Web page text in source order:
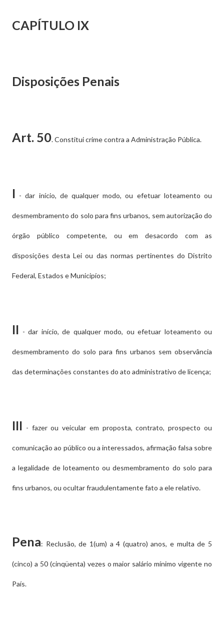
CAPÍTULO IX
Disposições Penais
Art. 50. Constitui crime contra a Administração Pública.
I - dar início, de qualquer modo, ou efetuar loteamento ou
desmembramento do solo para fins urbanos, sem autorização do
órgão público competente, ou em desacordo com as
disposições desta Lei ou das normas pertinentes do Distrito
Federal, Estados e Municipíos;
II - dar início, de qualquer modo, ou efetuar loteamento ou
desmembramento do solo para fins urbanos sem observância
das determinações constantes do ato administrativo de licença;
III - fazer ou veicular em proposta, contrato, prospecto ou
comunicação ao público ou a interessados, afirmação falsa sobre
a legalidade de loteamento ou desmembramento do solo para
fins urbanos, ou ocultar fraudulentamente fato a ele relativo.
Pena: Reclusão, de 1(um) a 4 (quatro) anos, e multa de 5
(cinco) a 50 (cinqüenta) vezes o maior salário mínimo vigente no
País.